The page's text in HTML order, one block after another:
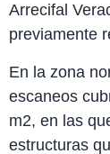
Arrecifal
previamente
En la zona
escaneos
m2, en las
estructuras